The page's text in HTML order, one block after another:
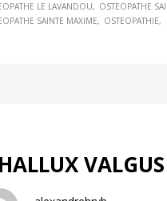
LE LAVANDOU
OSTEOPATHE
SAINTE MAXIME
OSTEOPATHIE
VALGUS